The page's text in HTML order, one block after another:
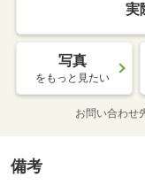
実
写真
をもっと見たい
お問い合わせ
備考